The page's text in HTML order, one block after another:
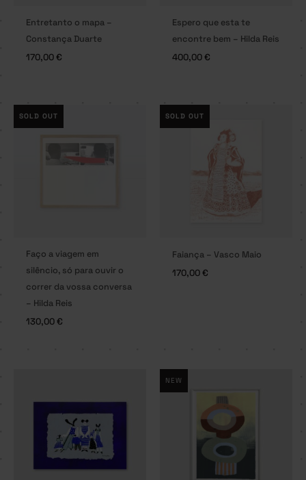
Entretanto o mapa –
Constança Duarte
170,00€
Espero que esta te
encontre bem – Hilda Reis
400,00€
SOLD OUT
Faço a viagem em
silêncio, só para ouvir o
correr da vossa conversa
– Hilda Reis
130,00€
SOLD OUT
Faiança – Vasco Maio
170,00€
NEW